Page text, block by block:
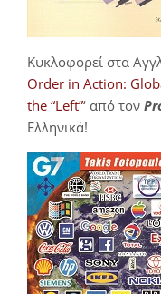
Κυκλοφορεί στα
Order in Action:
the “Left”‘ από τον
Ελληνικά!